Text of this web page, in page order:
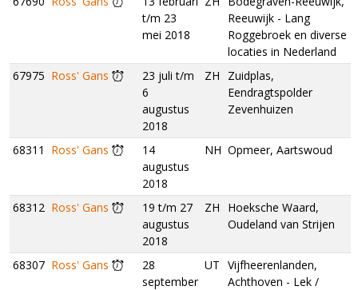
t/m 23
mei 2018
Reeuwijk - Lang
Roggebroek en diverse
locaties in Nederland
67975 Ross' Gans
23 juli t/m
6
augustus
2018
ZH
Zuidplas,
Eendragtspolder
Zevenhuizen
68311 Ross' Gans
14
augustus
2018
NH Opmeer, Aartswoud
68312 Ross' Gans
19 t/m 27
augustus
2018
ZH
Hoeksche Waard,
Oudeland van Strijen
68307 Ross' Gans
28
september
UT Vijfheerenlanden,
Achthoven - Lek /